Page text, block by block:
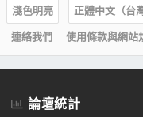
淺色明亮
正體中文（台
連絡我們
使用條款與網站
論壇統計